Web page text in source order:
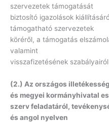
szervezetek támogatását
biztosító igazolások
támogatható szervezetek
köréről, a támogatás
valamint
visszafizetésének szabályairól
(2.) Az országos
és megyei kormányhivatal
szerv feladatáról,
és angol nyelven